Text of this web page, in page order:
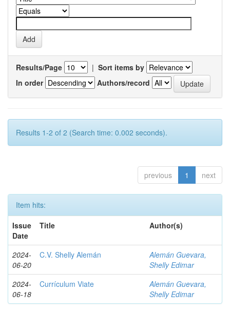
Results/Page | Sort items by
In order
Authors/record
Results 1-2 of 2 (Search time: 0.002 seconds).
previous 1 next
Item hits:
Issue
Date
Title Author(s)
2024-
06-20
C.V. Shelly Alemán
Alemán Guevara,
Shelly Edimar
2024-
06-18
Currículum Viate
Alemán Guevara,
Shelly Edimar